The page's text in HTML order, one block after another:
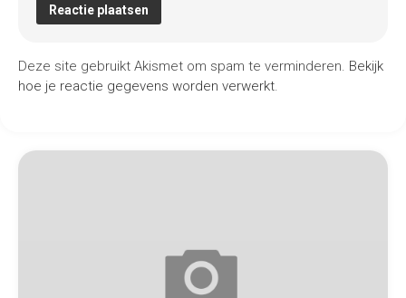
Deze site gebruikt Akismet om spam te verminderen. Bekijk
hoe je reactie gegevens worden verwerkt.